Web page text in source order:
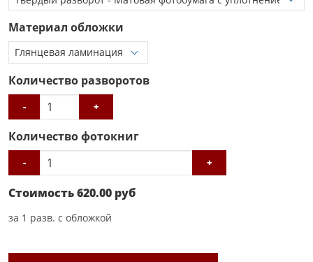
Материал обложки
Количество разворотов
- +
Количество фотокниг
- +
Стоимость620.00 руб
за 1 разв. с обложкой